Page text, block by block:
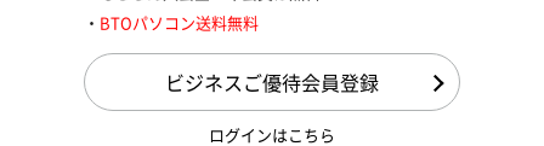
BTOパソコン送料無料
ビジネスご優待会員登録
ログインはこちら